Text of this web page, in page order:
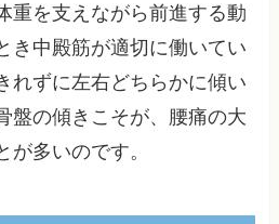
重を支えながら前進する動
き中殿筋が適切に働いてい
れずに左右どちらかに傾い
盤の傾きこそが、腰痛の大
が多いのです。